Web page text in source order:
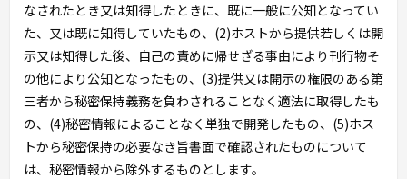
なされたとき又は知得したときに、既に一般に公知となってい
た、又は既に知得していたもの、(2)ホストから提供若しくは開
示又は知得した後、自己の責めに帰せざる事由により刊行物そ
の他により公知となったもの、(3)提供又は開示の権限のある第
三者から秘密保持義務を負わされることなく適法に取得したも
の、(4)秘密情報によることなく単独で開発したもの、(5)ホス
トから秘密保持の必要なき旨書面で確認されたものについて
は、秘密情報から除外するものとします。